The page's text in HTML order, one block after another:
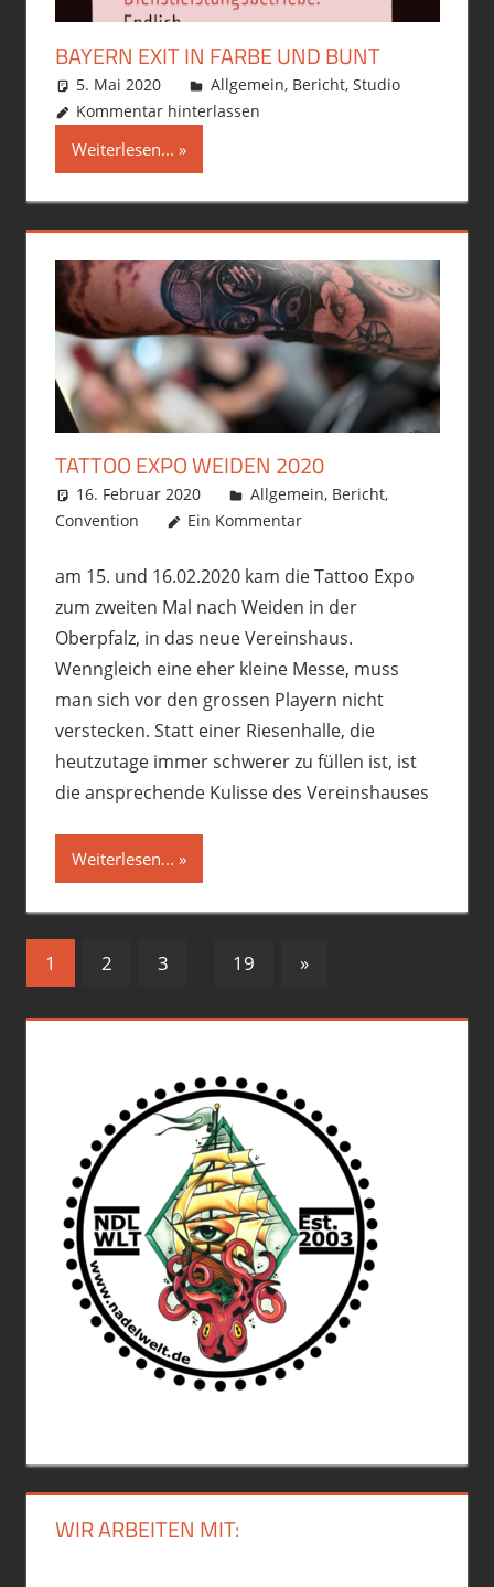
BAYERN EXIT IN FARBE UND BUNT
5. Mai 2020 philofax
Allgemein, Bericht, Studio
Kommentar hinterlassen
Weiterlesen...
TATTOO EXPO WEIDEN 2020
16. Februar 2020 philofax
Allgemein, Bericht,
Convention
Ein Kommentar
am 15. und 16.02.2020 kam die Tattoo Expo
zum zweiten Mal nach Weiden in der
Oberpfalz, in das neue Vereinshaus.
Wenngleich eine eher kleine Messe, muss
man sich vor den grossen Playern nicht
verstecken. Statt einer Riesenhalle, die
heutzutage immer schwerer zu füllen ist, ist
die ansprechende Kulisse des Vereinshauses
Weiterlesen...
Seitennummerierung
1 2 3 19
Nächste
»
WIR ARBEITEN MIT: